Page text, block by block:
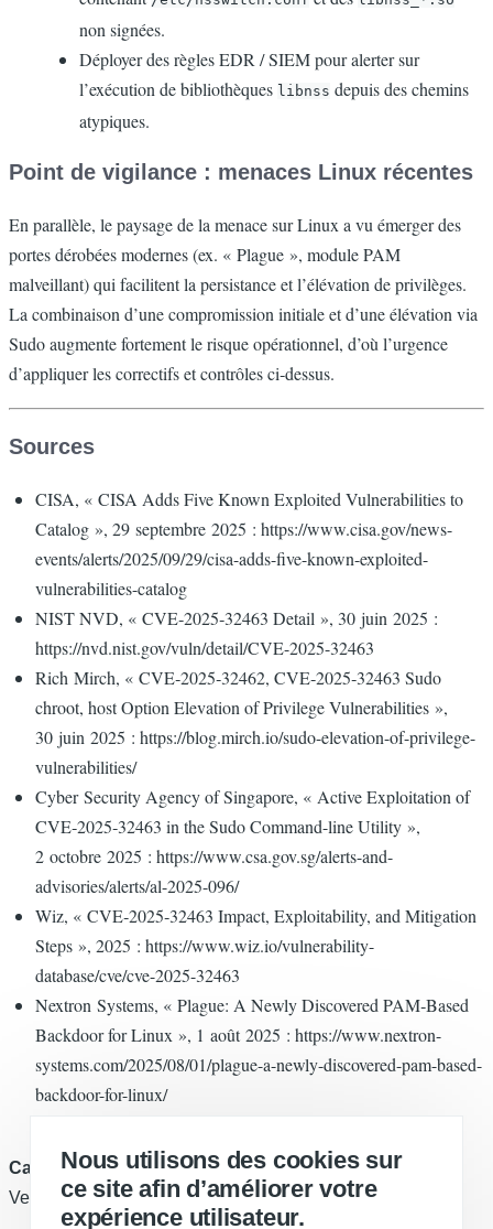
non signées.
Déployer des règles EDR / SIEM pour alerter sur
l’exécution de bibliothèques libnss depuis des chemins
atypiques.
Point de vigilance : menaces Linux récentes
En parallèle, le paysage de la menace sur Linux a vu émerger des
portes dérobées modernes (ex. « Plague », module PAM
malveillant) qui facilitent la persistance et l’élévation de privilèges.
La combinaison d’une compromission initiale et d’une élévation via
Sudo augmente fortement le risque opérationnel, d’où l’urgence
d’appliquer les correctifs et contrôles ci‑dessus.
Sources
CISA, « CISA Adds Five Known Exploited Vulnerabilities to
Catalog », 29 septembre 2025 : https://www.cisa.gov/news-
events/alerts/2025/09/29/cisa-adds-five-known-exploited-
vulnerabilities-catalog
NIST NVD, « CVE‑2025‑32463 Detail », 30 juin 2025 :
https://nvd.nist.gov/vuln/detail/CVE-2025-32463
Rich Mirch, « CVE‑2025‑32462, CVE‑2025‑32463 Sudo
chroot, host Option Elevation of Privilege Vulnerabilities »,
30 juin 2025 : https://blog.mirch.io/sudo-elevation-of-privilege-
vulnerabilities/
Cyber Security Agency of Singapore, « Active Exploitation of
CVE‑2025‑32463 in the Sudo Command-line Utility »,
2 octobre 2025 : https://www.csa.gov.sg/alerts-and-
advisories/alerts/al-2025-096/
Wiz, « CVE‑2025‑32463 Impact, Exploitability, and Mitigation
Steps », 2025 : https://www.wiz.io/vulnerability-
database/cve/cve-2025-32463
Nextron Systems, « Plague: A Newly Discovered PAM‑Based
Backdoor for Linux », 1 août 2025 : https://www.nextron-
systems.com/2025/08/01/plague-a-newly-discovered-pam-based-
backdoor-for-linux/
Catégorie
Veille
Nous utilisons des cookies sur
ce site afin d’améliorer votre
expérience utilisateur.